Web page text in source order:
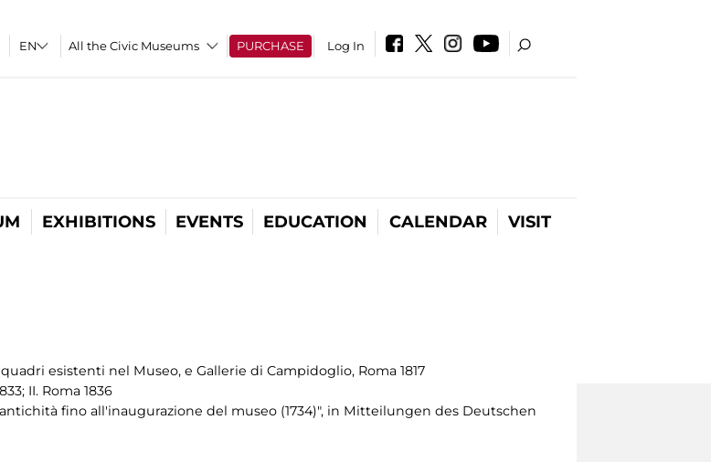
All the Civic Museums PURCHASE Log In
EXHIBITIONS EVENTS EDUCATION CALENDAR VISIT
esistenti nel Museo, e Gallerie di Campidoglio, Roma 1817
II. Roma 1836
fino all'inaugurazione del museo (1734)", in Mitteilungen des Deutschen